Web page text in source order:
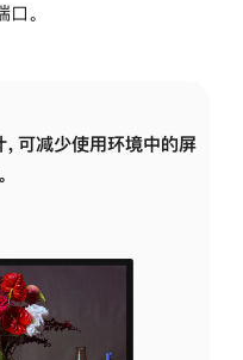
。
可减少使用环境中的屏